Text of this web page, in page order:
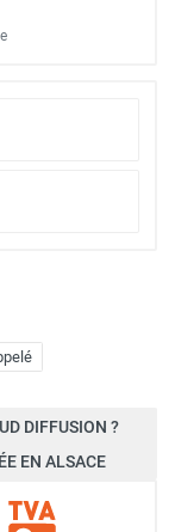
DIFFUSION ?
EN ALSACE